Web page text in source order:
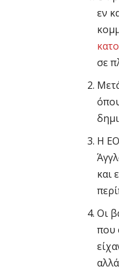
εν
σε
Η
και
Οι
που